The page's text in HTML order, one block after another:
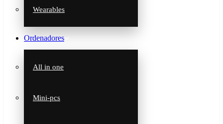
Wearables
Ordenadores
All in one
Mini-pcs